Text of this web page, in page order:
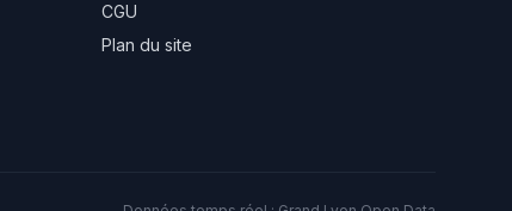
CGU
Plan du site